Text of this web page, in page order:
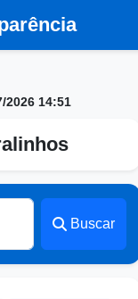
2026 14:51
Buscar